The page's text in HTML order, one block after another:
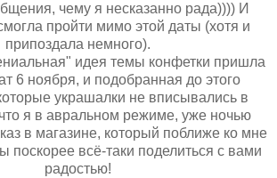
чему я несказанно рада)))) И
пройти мимо этой даты (хотя и
припоздала немного).
идея темы конфетки пришла
6 ноября, и подобранная до этого
украшалки не вписывались в
я в авральном режиме, уже ночью
в магазине, который поближе ко мне
поскорее всё-таки поделиться с вами
радостью!